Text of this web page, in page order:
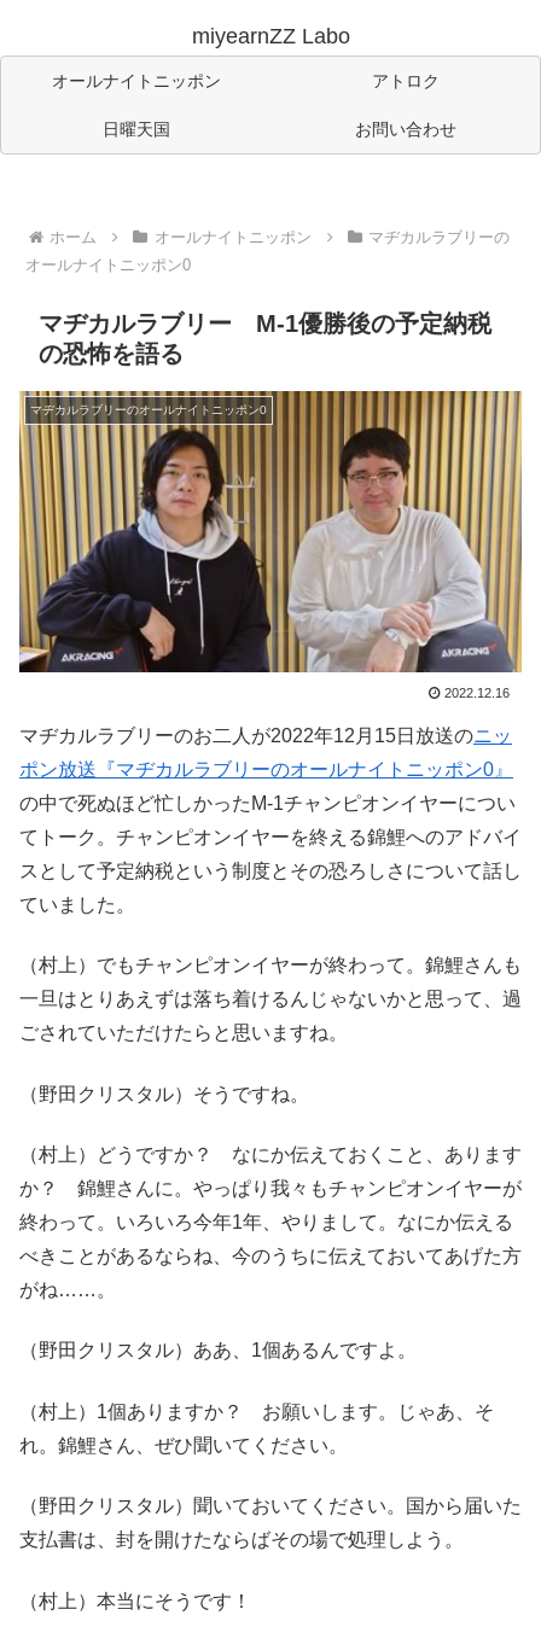
miyearnZZ Labo
オールナイトニッポン アトロク
日曜天国 お問い合わせ
ホーム オールナイトニッポン
マヂカルラブリーの
オールナイトニッポン0
マヂカルラブリー M-1優勝後の予定納税
の恐怖を語る
マヂカルラブリーのオールナイトニッポン0
2022.12.16
マヂカルラブリーのお二人が2022年12月15日放送のニッ
ポン放送『マヂカルラブリーのオールナイトニッポン0』
の中で死ぬほど忙しかったM-1チャンピオンイヤーについ
てトーク。チャンピオンイヤーを終える錦鯉へのアドバイ
スとして予定納税という制度とその恐ろしさについて話し
ていました。
（村上）でもチャンピオンイヤーが終わって。錦鯉さんも
一旦はとりあえずは落ち着けるんじゃないかと思って、過
ごされていただけたらと思いますね。
（野田クリスタル）そうですね。
（村上）どうですか？ なにか伝えておくこと、あります
か？ 錦鯉さんに。やっぱり我々もチャンピオンイヤーが
終わって。いろいろ今年1年、やりまして。なにか伝える
べきことがあるならね、今のうちに伝えておいてあげた方
がね……。
（野田クリスタル）ああ、1個あるんですよ。
（村上）1個ありますか？ お願いします。じゃあ、そ
れ。錦鯉さん、ぜひ聞いてください。
（野田クリスタル）聞いておいてください。国から届いた
支払書は、封を開けたならばその場で処理しよう。
（村上）本当にそうです！